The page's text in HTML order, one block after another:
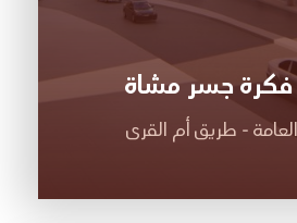
فكرة جسر مشاة
- طريق أم القرى